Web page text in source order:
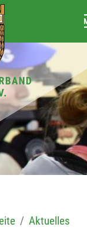
Aktuelles